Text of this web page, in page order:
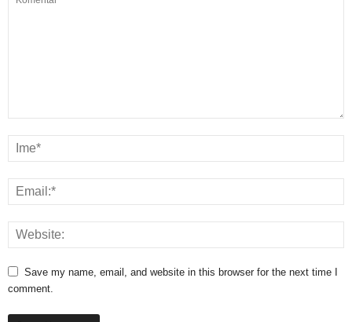
Save my name, email, and website in this browser for the next time I
comment.